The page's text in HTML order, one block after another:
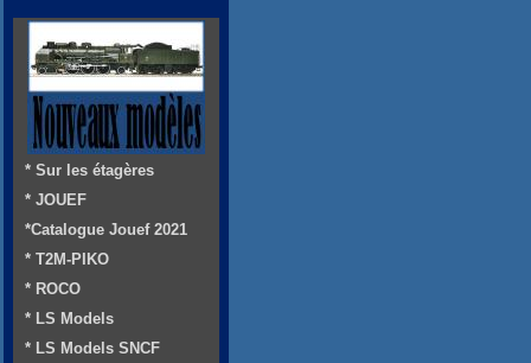
* Sur les étagères
* JOUEF
*Catalogue Jouef 2021
* T2M-PIKO
* ROCO
* LS Models
* LS Models SNCF